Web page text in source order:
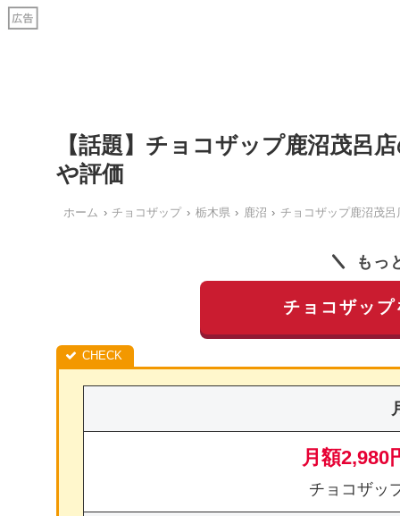
【話題】チョコザップ鹿沼茂呂
や評価
ホーム チョコザップ 栃木県 鹿沼 チョコザップ鹿沼茂呂
もっ
チョコザッ
月額2,980
チョコザッ